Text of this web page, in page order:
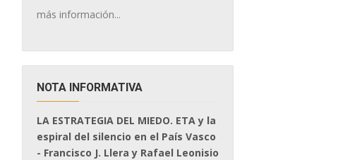
más información...
NOTA INFORMATIVA
LA ESTRATEGIA DEL MIEDO. ETA y la
espiral del silencio en el País Vasco
- Francisco J. Llera y Rafael Leonisio